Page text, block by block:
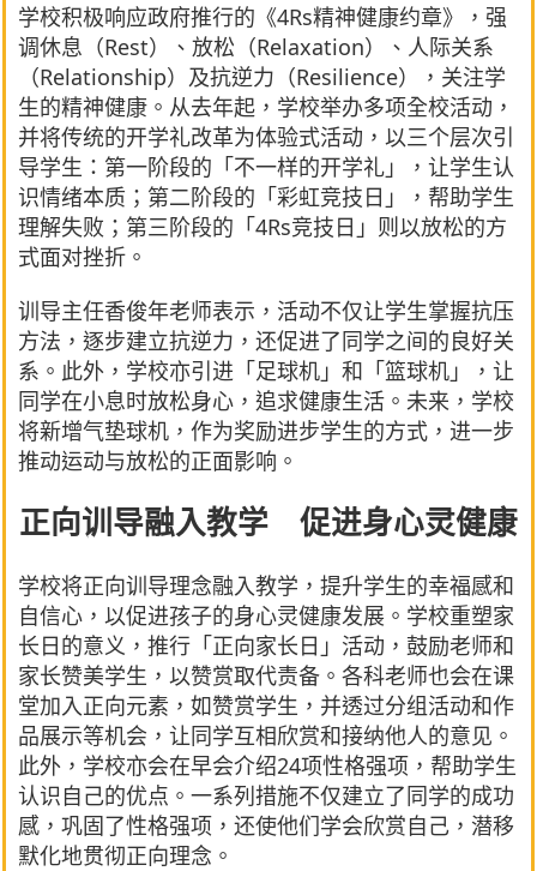
学校积极响应政府推行的《4Rs精神健康约章》，强
调休息（Rest）、放松（Relaxation）、人际关系
（Relationship）及抗逆力（Resilience），关注学
生的精神健康。从去年起，学校举办多项全校活动，
并将传统的开学礼改革为体验式活动，以三个层次引
导学生：第一阶段的「不一样的开学礼」，让学生认
识情绪本质；第二阶段的「彩虹竞技日」，帮助学生
理解失败；第三阶段的「4Rs竞技日」则以放松的方
式面对挫折。
训导主任香俊年老师表示，活动不仅让学生掌握抗压
方法，逐步建立抗逆力，还促进了同学之间的良好关
系。此外，学校亦引进「足球机」和「篮球机」，让
同学在小息时放松身心，追求健康生活。未来，学校
将新增气垫球机，作为奖励进步学生的方式，进一步
推动运动与放松的正面影响。
正向训导融入教学 促进身心灵健康
学校将正向训导理念融入教学，提升学生的幸福感和
自信心，以促进孩子的身心灵健康发展。学校重塑家
长日的意义，推行「正向家长日」活动，鼓励老师和
家长赞美学生，以赞赏取代责备。各科老师也会在课
堂加入正向元素，如赞赏学生，并透过分组活动和作
品展示等机会，让同学互相欣赏和接纳他人的意见。
此外，学校亦会在早会介绍24项性格强项，帮助学生
认识自己的优点。一系列措施不仅建立了同学的成功
感，巩固了性格强项，还使他们学会欣赏自己，潜移
默化地贯彻正向理念。